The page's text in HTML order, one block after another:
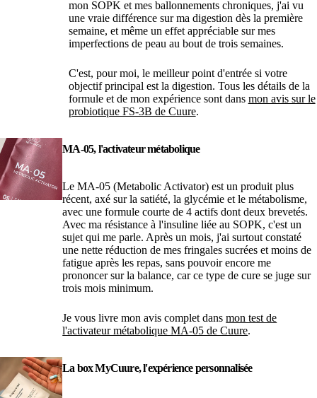
mon SOPK et mes ballonnements chroniques, j'ai vu
une vraie différence sur ma digestion dès la première
semaine, et même un effet appréciable sur mes
imperfections de peau au bout de trois semaines.
C'est, pour moi, le meilleur point d'entrée si votre
objectif principal est la digestion. Tous les détails de la
formule et de mon expérience sont dans mon avis sur le
probiotique FS-3B de Cuure.
MA-05, l'activateur métabolique
Le MA-05 (Metabolic Activator) est un produit plus
récent, axé sur la satiété, la glycémie et le métabolisme,
avec une formule courte de 4 actifs dont deux brevetés.
Avec ma résistance à l'insuline liée au SOPK, c'est un
sujet qui me parle. Après un mois, j'ai surtout constaté
une nette réduction de mes fringales sucrées et moins de
fatigue après les repas, sans pouvoir encore me
prononcer sur la balance, car ce type de cure se juge sur
trois mois minimum.
Je vous livre mon avis complet dansmon test de
l'activateur métabolique MA-05 de Cuure.
La box MyCuure, l'expérience personnalisée